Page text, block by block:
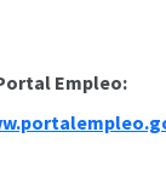
Empleo: